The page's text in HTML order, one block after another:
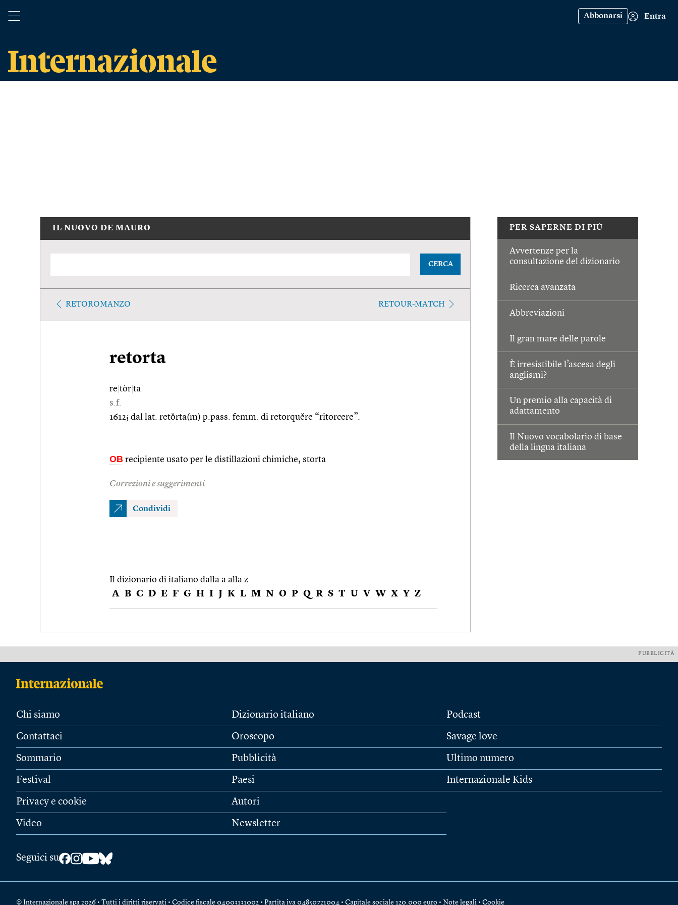
Abbonarsi Entra
PER SAPERNE DI PIÙ
Avvertenze per la
consultazione del dizionario
Ricerca avanzata
Abbreviazioni
Il gran mare delle parole
È irresistibile l’ascesa degli
anglismi?
Un premio alla capacità di
adattamento
Il Nuovo vocabolario di base
della lingua italiana
IL NUOVO DE MAURO
CERCA
RETOROMANZO RETOUR-MATCH
retorta
re tòr ta
s.f.
1612; dal lat. retŏrta(m) p.pass. femm. di retorquĕre “ritorcere”.
OB recipiente usato per le distillazioni chimiche, storta
Correzioni e suggerimenti
Condividi
Il dizionario di italiano dalla a alla z
A B C D E F G H I J K L M N O P Q R S T U V W X Y Z
PUBBLICITÀ
Chi siamo
Contattaci
Sommario
Festival
Privacy e cookie
Video
Dizionario italiano
Oroscopo
Pubblicità
Paesi
Autori
Newsletter
Podcast
Savage love
Ultimo numero
Internazionale Kids
Seguici su
© Internazionale spa 2026 • Tutti i diritti riservati • Codice fiscale 04003131002 • Partita iva 04850721004 • Capitale sociale 120.000 euro • Note legali • Cookie